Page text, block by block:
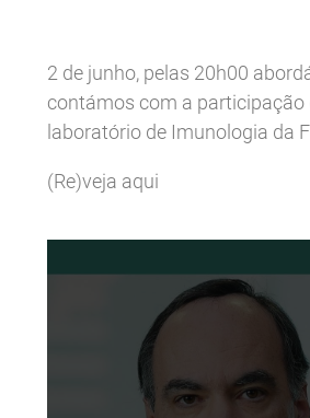
Núcleos e Grupo de Estudos
Núcleo de Cardiopneumologistas
Núcleo de Enfermeiros
Núcleo de Fisioterapeutas
2 de junho, pelas 20h00
contámos com a participação
laboratório de Imunologia da
(Re)veja aqui